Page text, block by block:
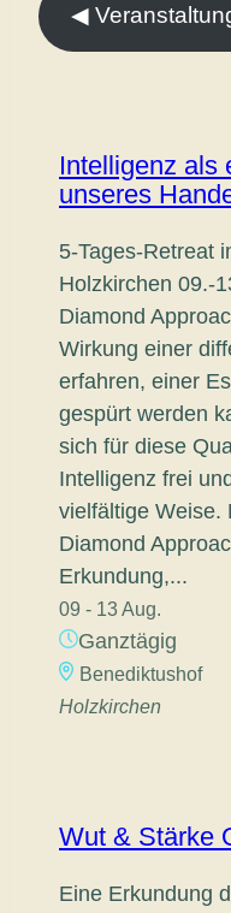
◀︎
Intelligenz als
unseres
5-Tages-Retreat
Holzkirchen 09.-
Diamond
Wirkung einer
erfahren, einer
gespürt werden
sich für diese
Intelligenz frei
vielfältige Weise.
Diamond
Erkundung,...
09 - 13 Aug.
Ganztägig
Benediktushof
Holzkirchen
Wut & Stärke
Eine Erkundung